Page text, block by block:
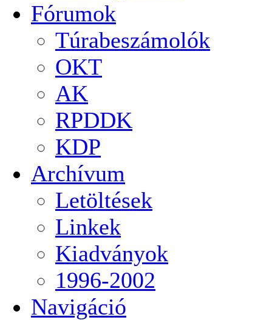
Fórumok
Túrabeszámolók
OKT
AK
RPDDK
KDP
Archívum
Letöltések
Linkek
Kiadványok
1996-2002
Navigáció